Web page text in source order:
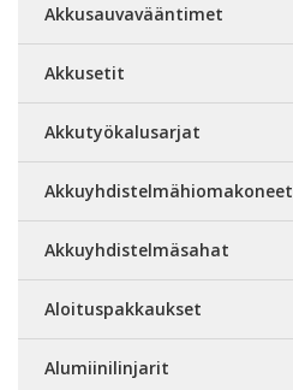
Akkusauvavääntimet
Akkusetit
Akkutyökalusarjat
Akkuyhdistelmähiomakoneet
Akkuyhdistelmäsahat
Aloituspakkaukset
Alumiinilinjarit